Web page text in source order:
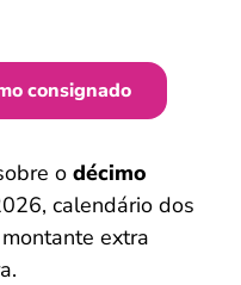
consignado
o décimo
calendário dos
extra